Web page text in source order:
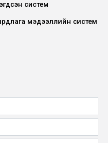
систем
мэдээллийн систем